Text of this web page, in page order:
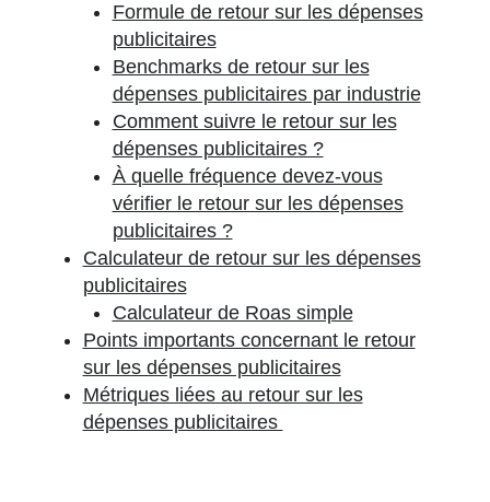
Formule de retour sur les dépenses
publicitaires
Benchmarks de retour sur les
dépenses publicitaires par industrie
Comment suivre le retour sur les
dépenses publicitaires ?
À quelle fréquence devez-vous
vérifier le retour sur les dépenses
publicitaires ?
Calculateur de retour sur les dépenses
publicitaires
Calculateur de Roas simple
Points importants concernant le retour
sur les dépenses publicitaires
Métriques liées au retour sur les
dépenses publicitaires